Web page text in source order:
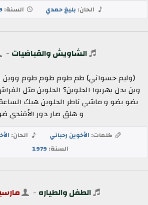
الحان: بليغ حمدي السنة:
الشاويش والقباضيات -
(وليم حسواني) طم طوم طوم طوم ووين
وين بدن يهربوا الحلوين؟ الحلوين متل
بضو بضو و ماشي ناطر الحلوين هيك
و هلق صار دور الأفندي
كلمات: الأخوين رحباني الحان:
السنة:1979
الطفل والطياره -